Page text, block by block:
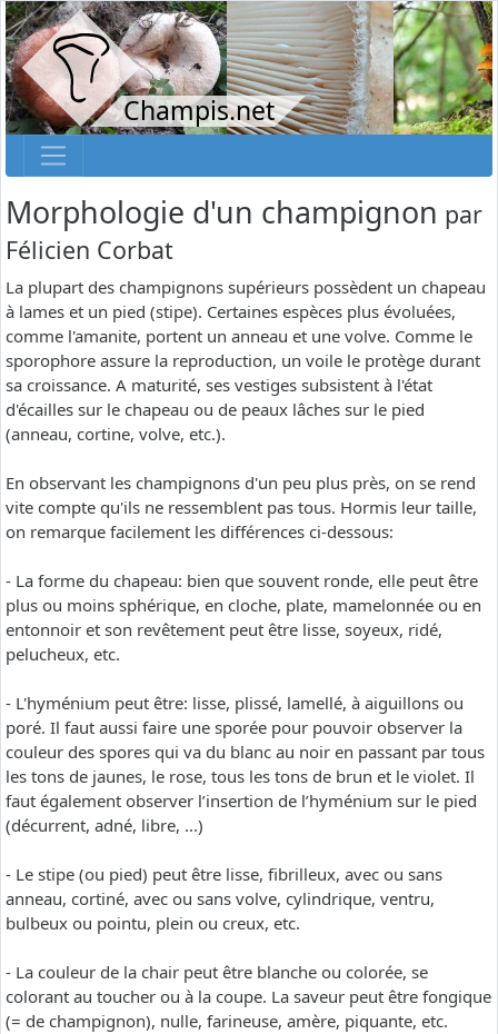
Champis.net
Morphologie d'un champignon par
Félicien Corbat
La plupart des champignons supérieurs possèdent un chapeau
à lames et un pied (stipe). Certaines espèces plus évoluées,
comme l'amanite, portent un anneau et une volve. Comme le
sporophore assure la reproduction, un voile le protège durant
sa croissance. A maturité, ses vestiges subsistent à l'état
d'écailles sur le chapeau ou de peaux lâches sur le pied
(anneau, cortine, volve, etc.).
En observant les champignons d'un peu plus près, on se rend
vite compte qu'ils ne ressemblent pas tous. Hormis leur taille,
on remarque facilement les différences ci-dessous:
- La forme du chapeau: bien que souvent ronde, elle peut être
plus ou moins sphérique, en cloche, plate, mamelonnée ou en
entonnoir et son revêtement peut être lisse, soyeux, ridé,
pelucheux, etc.
- L'hyménium peut être: lisse, plissé, lamellé, à aiguillons ou
poré. Il faut aussi faire une sporée pour pouvoir observer la
couleur des spores qui va du blanc au noir en passant par tous
les tons de jaunes, le rose, tous les tons de brun et le violet. Il
faut également observer l’insertion de l’hyménium sur le pied
(décurrent, adné, libre, ...)
- Le stipe (ou pied) peut être lisse, fibrilleux, avec ou sans
anneau, cortiné, avec ou sans volve, cylindrique, ventru,
bulbeux ou pointu, plein ou creux, etc.
- La couleur de la chair peut être blanche ou colorée, se
colorant au toucher ou à la coupe. La saveur peut être fongique
(= de champignon), nulle, farineuse, amère, piquante, etc.